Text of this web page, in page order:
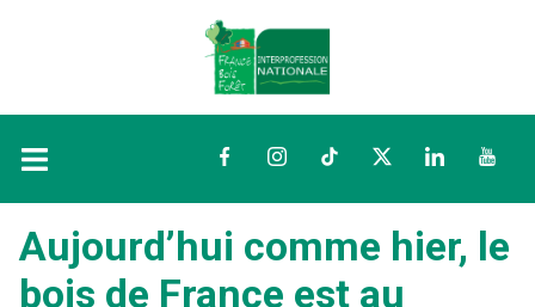
FacebookInstagramTikTokTwitterLinkedIn
Aujourd’hui comme hier, le
bois de France est au